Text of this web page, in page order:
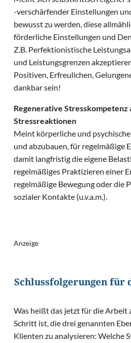
-verschärfender Einstellungen
bewusst zu werden, diese
förderliche Einstellungen und
Z.B. Perfektionistische
und Leistungsgrenzen
Positiven, Erfreulichen,
dankbar sein!
Regenerative Stresskompetenz
Stressreaktionen
Meint körperliche und
und abzubauen, für regelmäßige
damit langfristig die eigene
regelmäßiges Praktizieren einer
regelmäßige Bewegung oder die
sozialer Kontakte (u.v.a.m.).
Anzeige
Schlussfolgerungen für
Was heißt das jetzt für die Arbeit
Schritt ist, die drei genannten
Klienten zu analysieren: Welche